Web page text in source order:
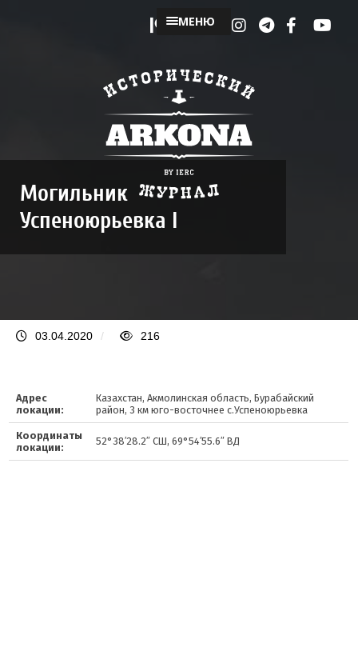
МЕНЮ
Могильник
Успеноюрьевка I
03.04.2020 / 216
Адрес
локации:
Казахстан, Акмолинская область, Бурабайский
район, 3 км юго-восточнее с.Успеноюрьевка
Координаты
локации:
52°38′28.2″ СШ, 69°54′55.6″ ВД